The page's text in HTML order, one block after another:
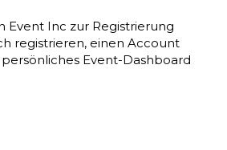
Event Inc zur Registrierung
registrieren, einen Account
Event-Dashboard